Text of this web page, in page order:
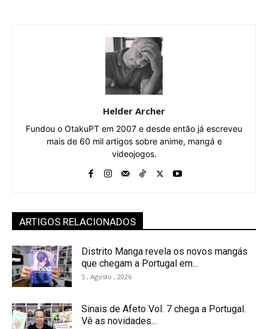
Helder Archer
Fundou o OtakuPT em 2007 e desde então já escreveu
mais de 60 mil artigos sobre anime, mangá e
videojogos.
ARTIGOS RELACIONADOS
Distrito Manga revela os novos mangás
que chegam a Portugal em...
5 , Agosto , 2026
Sinais de Afeto Vol. 7 chega a Portugal.
Vê as novidades...